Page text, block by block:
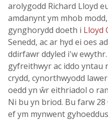
arolygodd Richard Lloyd
amdanynt ym mhob
gynghorydd doeth i Lloyd
Senedd, ac ar hyd ei oes
ddirfawr ddyled i'w
gyfreithwyr ac iddo yntau
crydd, cynorthwyodd
oedd yn ŵr eithriadol o
Ni bu yn briod. Bu farw
ef ym mynwent